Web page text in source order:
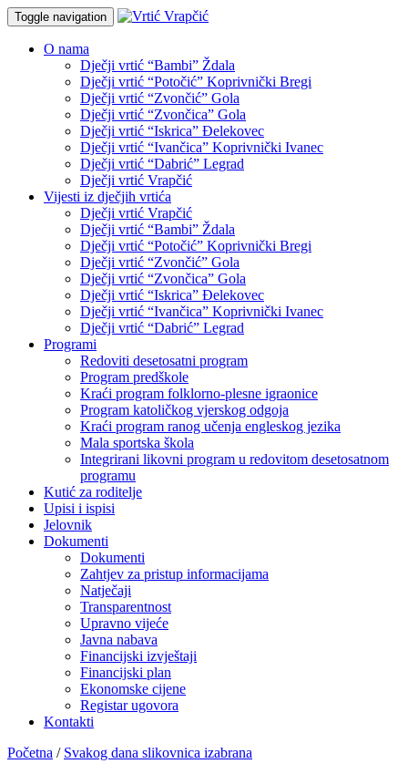
Toggle navigation
O nama
Dječji vrtić “Bambi” Ždala
Dječji vrtić “Potočić” Koprivnički Bregi
Dječji vrtić “Zvončić” Gola
Dječji vrtić “Zvončica” Gola
Dječji vrtić “Iskrica” Đelekovec
Dječji vrtić “Ivančica” Koprivnički Ivanec
Dječji vrtić “Dabrić” Legrad
Dječji vrtić Vrapčić
Vijesti iz dječjih vrtića
Dječji vrtić Vrapčić
Dječji vrtić “Bambi” Ždala
Dječji vrtić “Potočić” Koprivnički Bregi
Dječji vrtić “Zvončić” Gola
Dječji vrtić “Zvončica” Gola
Dječji vrtić “Iskrica” Đelekovec
Dječji vrtić “Ivančica” Koprivnički Ivanec
Dječji vrtić “Dabrić” Legrad
Programi
Redoviti desetosatni program
Program predškole
Kraći program folklorno-plesne igraonice
Program katoličkog vjerskog odgoja
Kraći program ranog učenja engleskog jezika
Mala sportska škola
Integrirani likovni program u redovitom desetosatnom
programu
Kutić za roditelje
Upisi i ispisi
Jelovnik
Dokumenti
Dokumenti
Zahtjev za pristup informacijama
Natječaji
Transparentnost
Upravno vijeće
Javna nabava
Financijski izvještaji
Financijski plan
Ekonomske cijene
Registar ugovora
Kontakti
Početna / Svakog dana slikovnica izabrana